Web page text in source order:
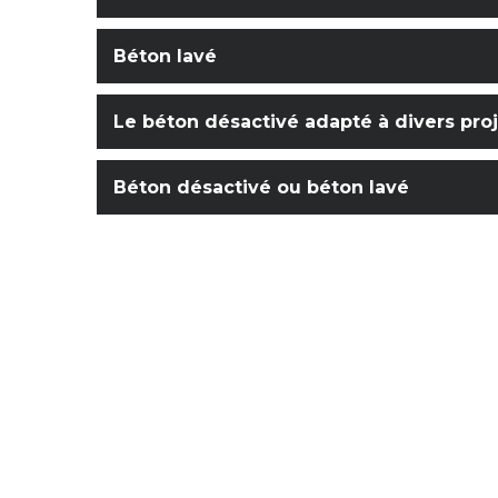
Béton lavé
Le béton désactivé adapté à divers
Béton désactivé ou béton lavé